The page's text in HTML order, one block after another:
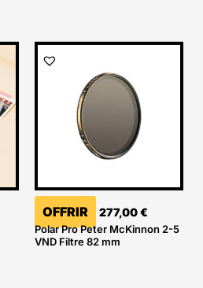
OFFRIR 277,00€
Polar Pro Peter McKinnon 2-5
VND Filtre 82 mm